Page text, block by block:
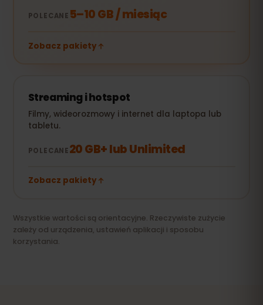
POLECANE 5–10 GB / miesiąc
Zobacz pakiety
Streaming i hotspot
Filmy, wideorozmowy i internet dla laptopa lub
tabletu.
POLECANE20 GB+ lub Unlimited
Zobacz pakiety
Wszystkie wartości są orientacyjne. Rzeczywiste zużycie
zależy od urządzenia, ustawień aplikacji i sposobu
korzystania.